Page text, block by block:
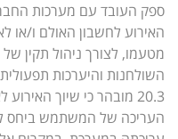
ספק העובד עם מערכות
האירוע לחשבון האולם ו/או
מטעמו, לצורך ניהול תקין
השולחנות והיערכות
20.3 מובהר כי שיוך
העריכה של המשתמש ביחס